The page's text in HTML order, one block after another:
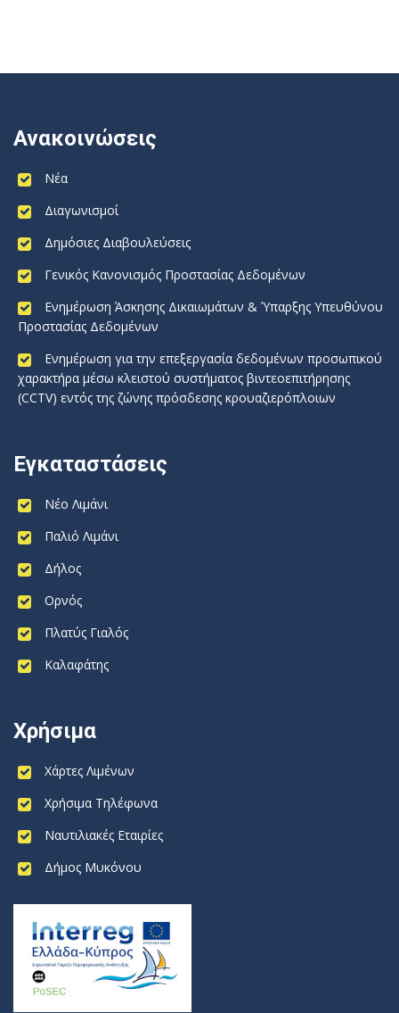
Ανακοινώσεις
Νέα
Διαγωνισμοί
Δημόσιες Διαβουλεύσεις
Γενικός Κανονισμός Προστασίας Δεδομένων
Ενημέρωση Άσκησης Δικαιωμάτων & Ύπαρξης Υπευθύνου
Προστασίας Δεδομένων
Ενημέρωση για την επεξεργασία δεδομένων προσωπικού
χαρακτήρα μέσω κλειστού συστήματος βιντεοεπιτήρησης
(CCTV) εντός της ζώνης πρόσδεσης κρουαζιερόπλοιων
Εγκαταστάσεις
Νέο Λιμάνι
Παλιό Λιμάνι
Δήλος
Ορνός
Πλατύς Γιαλός
Καλαφάτης
Χρήσιμα
Χάρτες Λιμένων
Χρήσιμα Τηλέφωνα
Ναυτιλιακές Εταιρίες
Δήμος Μυκόνου